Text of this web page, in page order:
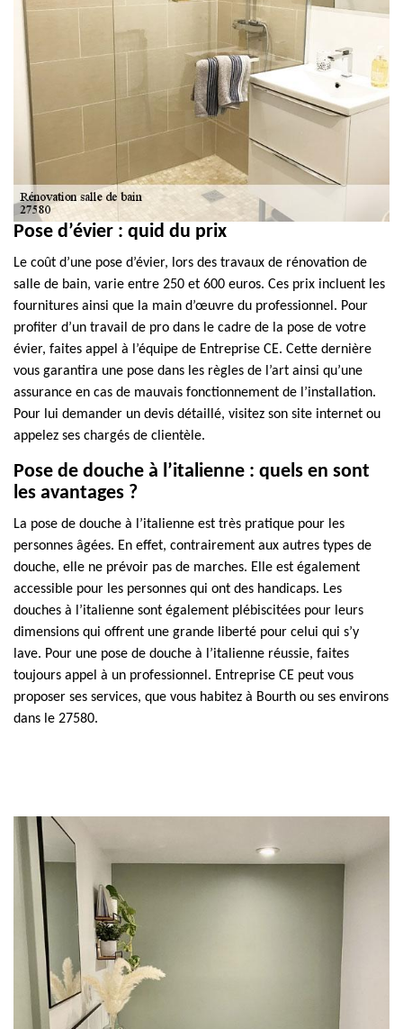
Pose d’évier : quid du prix
Le coût d’une pose d’évier, lors des travaux de rénovation de
salle de bain, varie entre 250 et 600 euros. Ces prix incluent les
fournitures ainsi que la main d’œuvre du professionnel. Pour
profiter d’un travail de pro dans le cadre de la pose de votre
évier, faites appel à l’équipe de Entreprise CE. Cette dernière
vous garantira une pose dans les règles de l’art ainsi qu’une
assurance en cas de mauvais fonctionnement de l’installation.
Pour lui demander un devis détaillé, visitez son site internet ou
appelez ses chargés de clientèle.
Pose de douche à l’italienne : quels en sont
les avantages ?
La pose de douche à l’italienne est très pratique pour les
personnes âgées. En effet, contrairement aux autres types de
douche, elle ne prévoir pas de marches. Elle est également
accessible pour les personnes qui ont des handicaps. Les
douches à l’italienne sont également plébiscitées pour leurs
dimensions qui offrent une grande liberté pour celui qui s’y
lave. Pour une pose de douche à l’italienne réussie, faites
toujours appel à un professionnel. Entreprise CE peut vous
proposer ses services, que vous habitez à Bourth ou ses environs
dans le 27580.